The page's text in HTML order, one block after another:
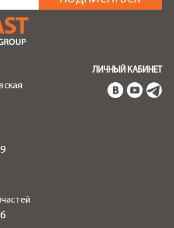
ЛИЧНЫЙ КАБИНЕТ